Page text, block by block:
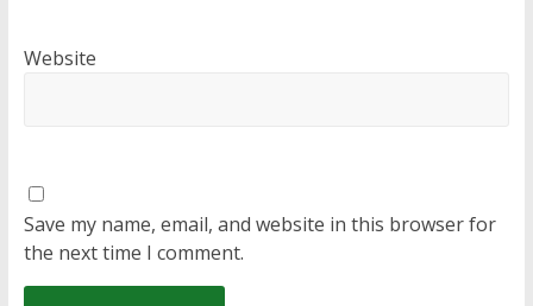
Website
Save my name, email, and website in this browser for
the next time I comment.